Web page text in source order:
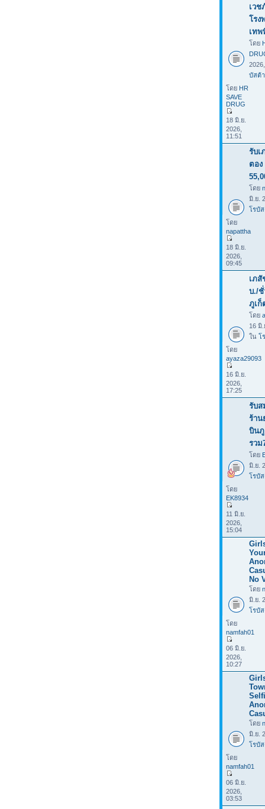
เว
โรง
เท
โดย
บัสต้า
โดย HR
SAVE
DRUG
18 มิ.ย.
2026,
11:51
รับเ
ตอง
โดย
มิ.ย.
โรบั
โดย
napattha
18 มิ.ย.
2026,
09:45
เภสั
บ./ชั่
ภูเก็
โดย
16 มิ.
ใน โ
โดย
ayaza29093
16 มิ.ย.
2026,
17:25
รับส
ร้าน
บินภู
รวม
โดย
มิ.ย.
โรบั
โดย
EK8934
11 มิ.ย.
2026,
15:04
No
โดย
มิ.ย.
โรบั
โดย
namfah01
06 มิ.ย.
2026,
10:27
โดย
มิ.ย.
โรบั
โดย
namfah01
06 มิ.ย.
2026,
03:53